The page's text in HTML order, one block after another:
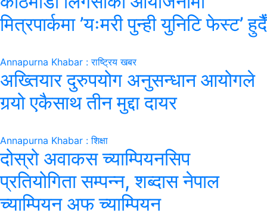
मित्रपार्कमा ’यःमरी पुन्ही युनिटि फेस्ट’ हुदैँ
Annapurna Khabar : राष्ट्रिय खबर
अख्तियार दुरुपयोग अनुसन्धान आयोगले
गर्‍यो एकैसाथ तीन मुद्दा दायर
Annapurna Khabar : शिक्षा
दोस्रो अवाकस च्याम्पियनसिप
प्रतियोगिता सम्पन्न, शब्दास नेपाल
च्याम्पियन अफ च्याम्पियन